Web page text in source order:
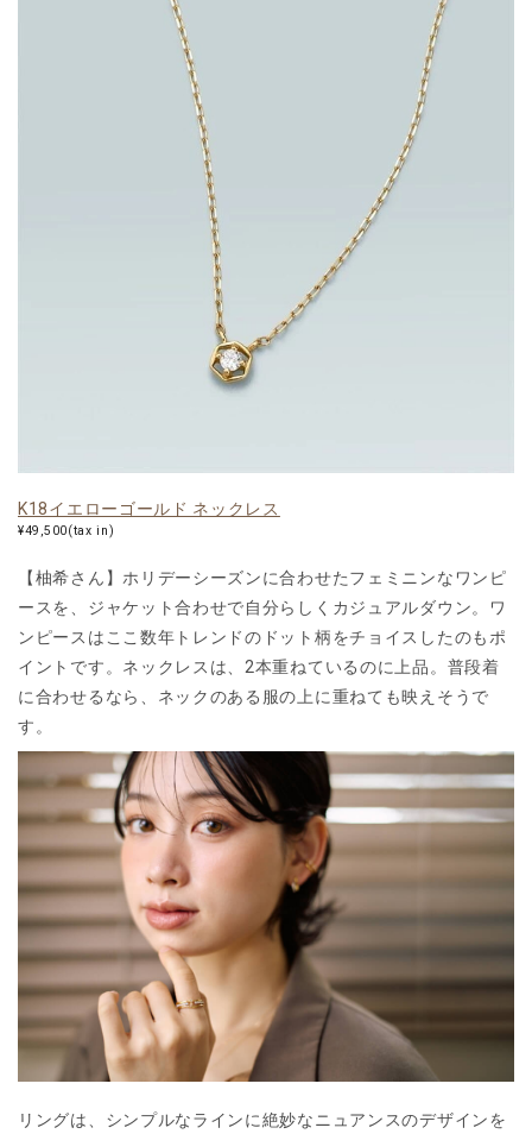
K18イエローゴールド ネックレス
¥49,500(tax in)
【柚希さん】ホリデーシーズンに合わせたフェミニンなワンピ
ースを、ジャケット合わせで自分らしくカジュアルダウン。ワ
ンピースはここ数年トレンドのドット柄をチョイスしたのもポ
イントです。ネックレスは、2本重ねているのに上品。普段着
に合わせるなら、ネックのある服の上に重ねても映えそうで
す。
リングは、シンプルなラインに絶妙なニュアンスのデザインを